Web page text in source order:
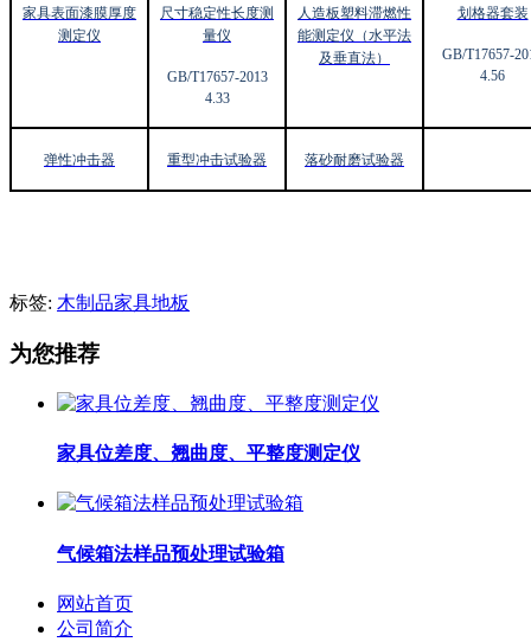
家具表面漆膜厚度
测定仪
尺寸稳定性长度测
量仪
GB/T17657-2013
4.33
人造板塑料滞燃性
能测定仪（水平法
及垂直法）
划格器套装
GB/T17657-
4.56
弹性冲击器 重型冲击试验器 落砂耐磨试验器
标签: 木制品家具地板
为您推荐
家具位差度、翘曲度、平整度测定仪
气候箱法样品预处理试验箱
网站首页
公司简介